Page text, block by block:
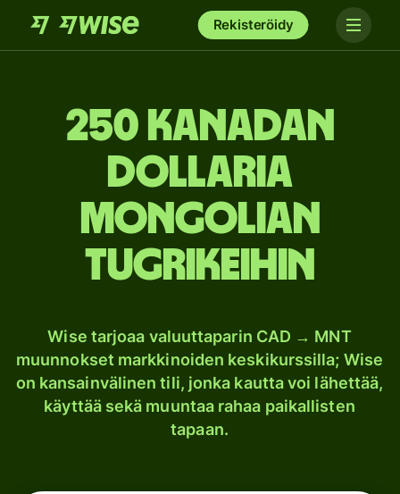
Rekisteröidy
250 Kanadan
dollaria
Mongolian
tugrikeihin
Wise tarjoaa valuuttaparin CAD → MNT
muunnokset markkinoiden keskikurssilla; Wise
on kansainvälinen tili, jonka kautta voi lähettää,
käyttää sekä muuntaa rahaa paikallisten
tapaan.